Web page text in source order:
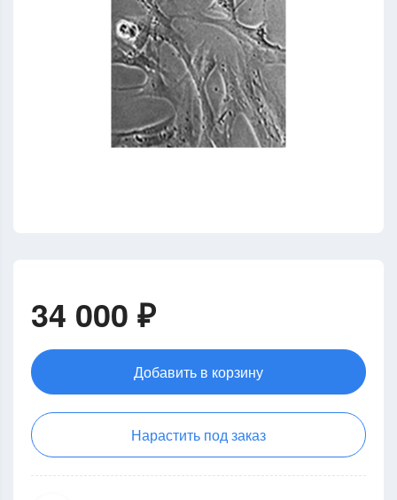
34 000 ₽
Добавить в корзину
Нарастить под заказ